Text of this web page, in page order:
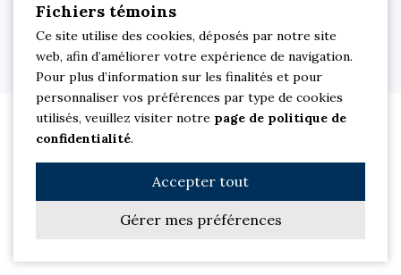
Clinique dentaire M Sourire. Dentiste à Saint-Jean-sur-Richelieu © 2026
Tous droits réservés.
Site Web par
Les Solutions PowerSurfer
| Membre du réseau
jetrouvemondentiste
Politique de confidentialité
Fichiers témoins
Ce site utilise des cookies, déposés par notre site
web, afin d’améliorer votre expérience de navigation.
Pour plus d’information sur les finalités et pour
personnaliser vos préférences par type de cookies
utilisés, veuillez visiter notre page de politique de
confidentialité.
Accepter tout
Gérer mes préférences